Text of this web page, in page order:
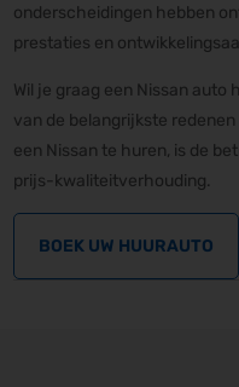
onderscheidingen hebben
prestaties en
Wil je graag een Nissan auto
van de belangrijkste
een ​​Nissan te huren, is de
prijs-kwaliteitverhouding.
BOEK UW HUURAUTO